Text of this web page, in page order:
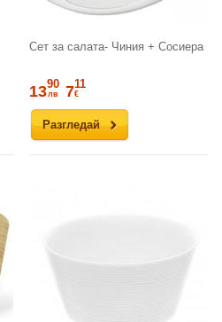
Сет за салата- Чиния + Сосиера
Разгледай
1390
лв 711
€